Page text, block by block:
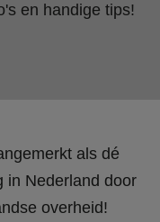
en handige tips!
als dé
in Nederland door
overheid!